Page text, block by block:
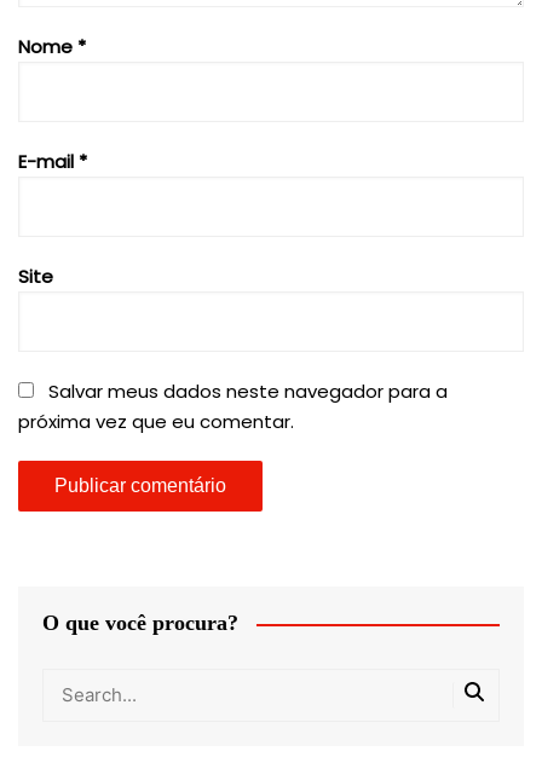
Nome *
E-mail *
Site
Salvar meus dados neste navegador para a
próxima vez que eu comentar.
O que você procura?